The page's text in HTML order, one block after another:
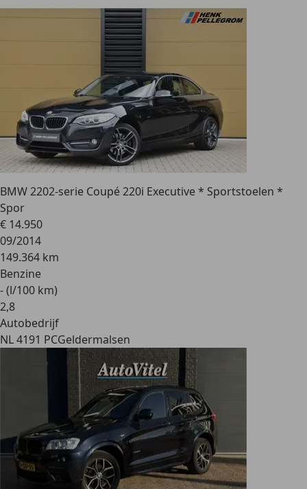
BMW 2202-serie Coupé 220i Executive * Sportstoelen *
Spor
€ 14.950
09/2014
149.364 km
Benzine
- (l/100 km)
2,8
Autobedrijf
NL 4191 PCGeldermalsen